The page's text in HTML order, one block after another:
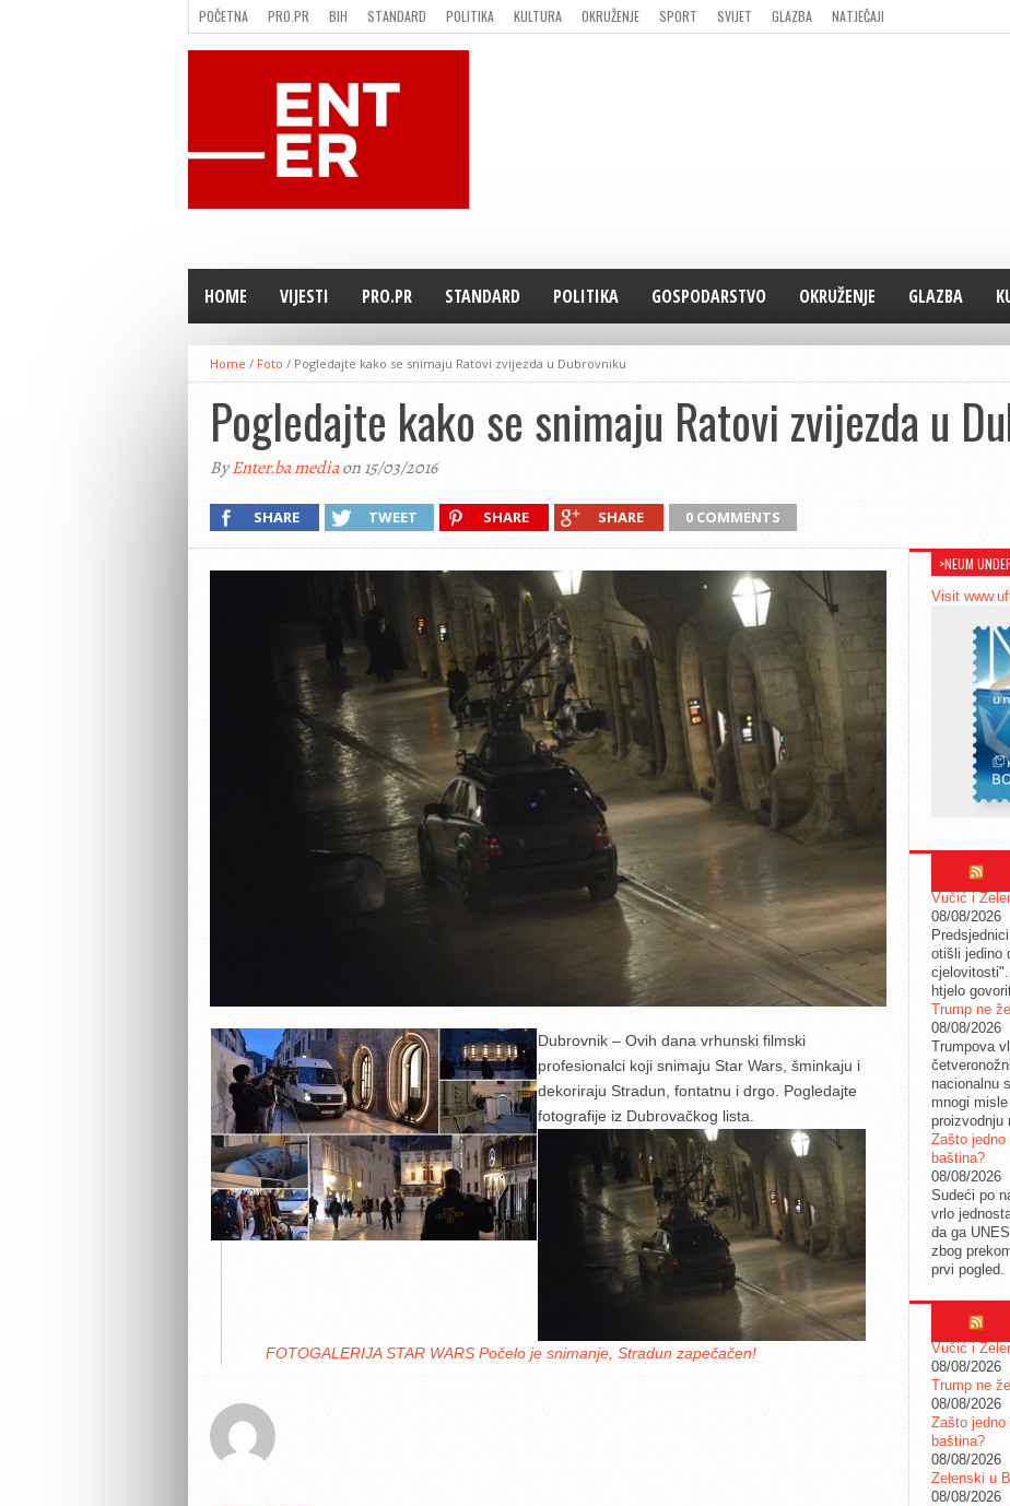
POČETNA PRO.PR BIH STANDARD POLITIKA KULTURA OKRUŽENJE SPORT SVIJET GLAZBA
NATJEČAJI
FILMING LOCATION IN BH
KONTAKT
HOME VIJESTI PRO.PR STANDARD POLITIKA GOSPODARSTVO OKRUŽENJE GLAZBA
Home / Foto / Pogledajte kako se snimaju Ratovi zvijezda u Dubrovniku
Pogledajte kako se snimaju Ratovi zvijezda u
ByEnter.ba mediaon 15/03/2016
SHARE TWEET SHARE SHARE 0 COMMENTS
Dubrovnik – Ovih dana vrhunski filmski
profesionalci koji snimaju Star Wars, šminkaju i
dekoriraju Stradun, fontatnu i drgo. Pogledajte
fotografije iz Dubrovačkog lista.
FOTOGALERIJA STAR WARS Počelo je snimanje, Stradun zapečačen!
>NEUM
Visit
Vučić i
08/08/2026
otišli jedino
htjelo
Trump ne
08/08/2026
Trumpova
nacionalnu
mnogi
proizvodnju
Zašto
baština?
08/08/2026
Sudeći po
vrlo
da ga
zbog
prvi pogled.
Vučić i
08/08/2026
Trump ne
08/08/2026
Zašto
baština?
08/08/2026
Zelenski u
08/08/2026